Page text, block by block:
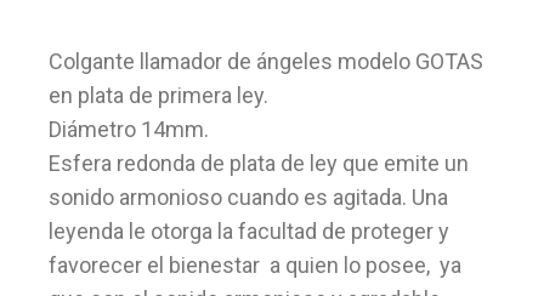
Colgante llamador de ángeles modelo GOTAS
en plata de primera ley.
Diámetro 14mm.
Esfera redonda de plata de ley que emite un
sonido armonioso cuando es agitada. Una
leyenda le otorga la facultad de proteger y
favorecer el bienestar a quien lo posee, ya